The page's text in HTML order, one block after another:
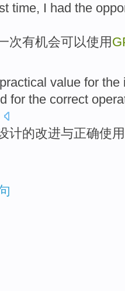
time, I had the
次有机会可以使用
practical value for the
for the correct
计的改进与正确使用